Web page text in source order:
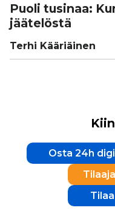
Puoli tusinaa:
jää­te­löstä
Terhi Kääriäinen
Osta 24h